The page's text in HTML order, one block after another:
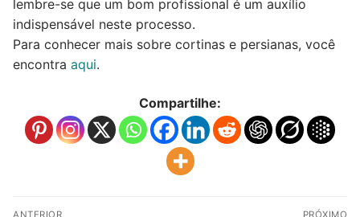
lembre-se que um bom profissional é um auxílio
indispensável neste processo.
Para conhecer mais sobre cortinas e persianas, você
encontra aqui.
Compartilhe:
ANTERIOR PRÓXIMO